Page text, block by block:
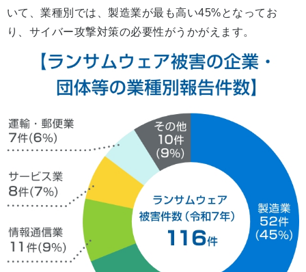
いて、業種別では、製造業が最も高い45%となってお
り、サイバー攻撃対策の必要性がうかがえます。